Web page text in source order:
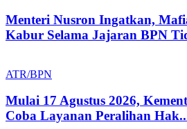
Menteri Nusron Ingatkan,
Kabur Selama Jajaran BPN
ATR/BPN
Mulai 17 Agustus 2026,
Coba Layanan Peralihan